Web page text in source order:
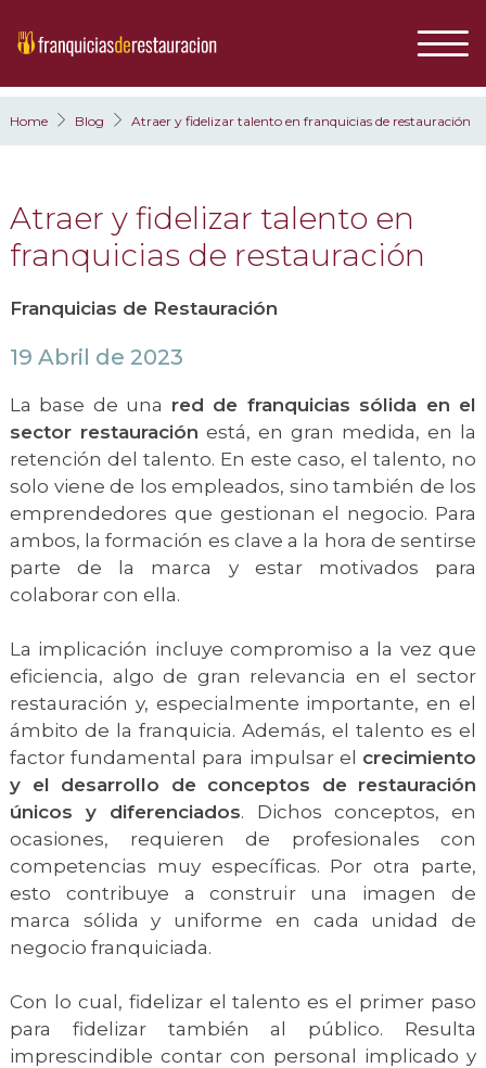
Home Blog Atraer y fidelizar talento en franquicias de restauración
Atraer y fidelizar talento en
franquicias de restauración
Franquicias de Restauración
19 Abril de 2023
La base de una red de franquicias sólida en el
sector restauración está, en gran medida, en la
retención del talento. En este caso, el talento, no
solo viene de los empleados, sino también de los
emprendedores que gestionan el negocio. Para
ambos, la formación es clave a la hora de sentirse
parte de la marca y estar motivados para
colaborar con ella.
La implicación incluye compromiso a la vez que
eficiencia, algo de gran relevancia en el sector
restauración y, especialmente importante, en el
ámbito de la franquicia. Además, el talento es el
factor fundamental para impulsar el crecimiento
y el desarrollo de conceptos de restauración
únicos y diferenciados. Dichos conceptos, en
ocasiones, requieren de profesionales con
competencias muy específicas. Por otra parte,
esto contribuye a construir una imagen de
marca sólida y uniforme en cada unidad de
negocio franquiciada.
Con lo cual, fidelizar el talento es el primer paso
para fidelizar también al público. Resulta
imprescindible contar con personal implicado y